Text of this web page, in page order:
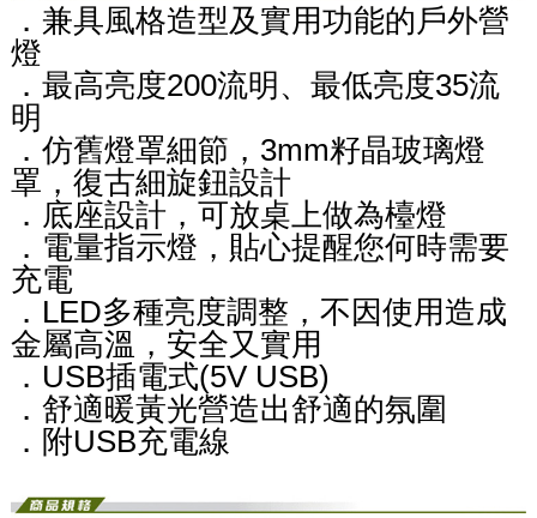
．兼具風格造型及實用功能的戶外營
燈
．最高亮度200流明、最低亮度35流
明
．仿舊燈罩細節，3mm籽晶玻璃燈
罩，復古細旋鈕設計
．底座設計，可放桌上做為檯燈
．電量指示燈，貼心提醒您何時需要
充電
．LED多種亮度調整，不因使用造成
金屬高溫，安全又實用
．USB插電式(5V USB)
．舒適暖黃光營造出舒適的氛圍
．附USB充電線